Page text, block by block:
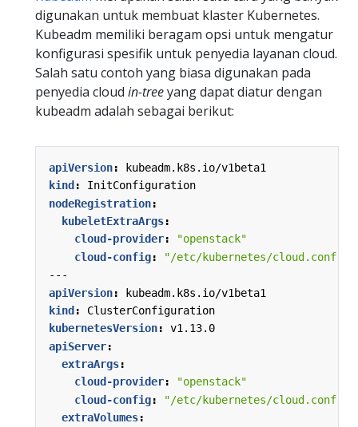
digunakan untuk membuat klaster Kubernetes.
Kubeadm memiliki beragam opsi untuk mengatur
konfigurasi spesifik untuk penyedia layanan cloud.
Salah satu contoh yang biasa digunakan pada
penyedia cloud in-treeyang dapat diatur dengan
kubeadm adalah sebagai berikut:
apiVersion:
kubeadm.k8s.io/v1beta1
kind :
InitConfiguration
nodeRegistration:
kubeletExtraArgs:
cloud-provider:
"openstack"
cloud-config:
"/etc/kubernetes/cloud.conf"
---
apiVersion:
kubeadm.k8s.io/v1beta1
kind :
ClusterConfiguration
kubernetesVersion:
v1.13.0
apiServer:
extraArgs:
cloud-provider:
"openstack"
cloud-config:
"/etc/kubernetes/cloud.conf"
extraVolumes: